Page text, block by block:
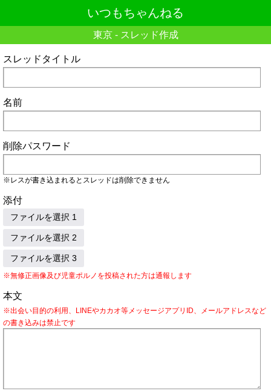
いつもちゃんねる
東京 - スレッド作成
スレッドタイトル
名前
削除パスワード
※レスが書き込まれるとスレッドは削除できません
添付
ファイルを選択 1
ファイルを選択 2
ファイルを選択 3
※無修正画像及び児童ポルノを投稿された方は通報します
本文
※出会い目的の利用、LINEやカカオ等メッセージアプリID、メールアドレスなど
の書き込みは禁止です